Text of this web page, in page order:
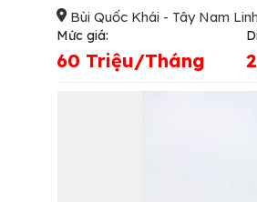
Bùi Quốc Khái - Tây Nam
Mức giá:
60 Triệu/Tháng